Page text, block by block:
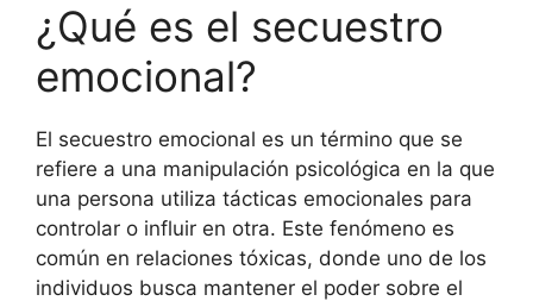
¿Qué es el secuestro
emocional?
El secuestro emocional es un término que se
refiere a una manipulación psicológica en la que
una persona utiliza tácticas emocionales para
controlar o influir en otra. Este fenómeno es
común en relaciones tóxicas, donde uno de los
individuos busca mantener el poder sobre el